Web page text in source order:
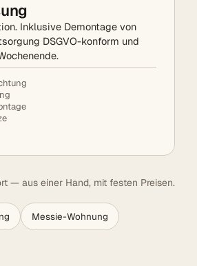
Inklusive Demontage von
DSGVO-konform und
— aus einer Hand, mit festen Preisen.
Messie-Wohnung